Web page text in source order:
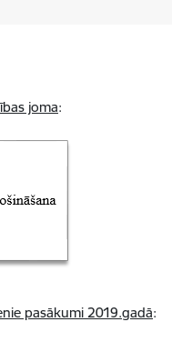
joma:
pasākumi 2019.gadā: